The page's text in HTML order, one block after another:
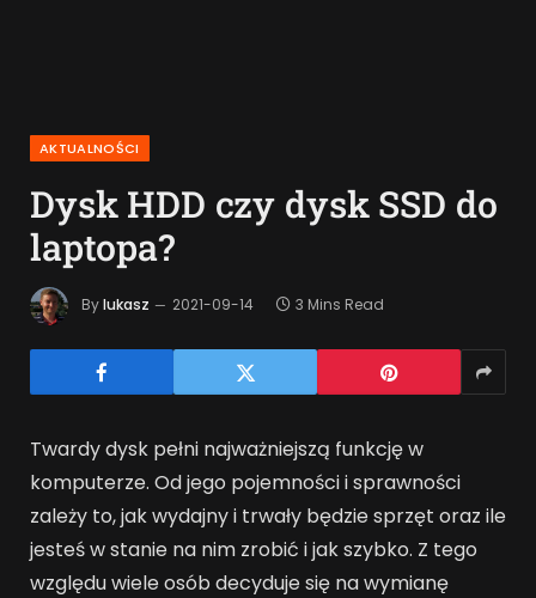
AKTUALNOŚCI
Dysk HDD czy dysk SSD do
laptopa?
Bylukasz 2021-09-14 3 Mins Read
Twardy dysk pełni najważniejszą funkcję w
komputerze. Od jego pojemności i sprawności
zależy to, jak wydajny i trwały będzie sprzęt oraz ile
jesteś w stanie na nim zrobić i jak szybko. Z tego
względu wiele osób decyduje się na wymianę